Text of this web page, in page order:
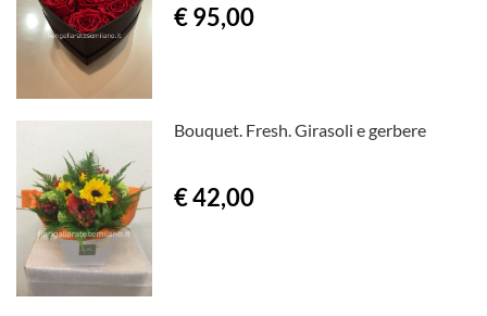
€ 95,00
Bouquet. Fresh. Girasoli e gerbere
€ 42,00